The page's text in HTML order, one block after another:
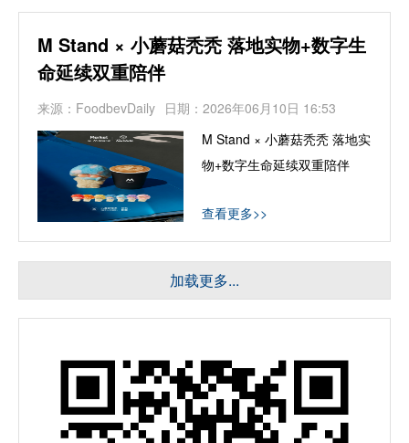
M Stand × 小蘑菇秃秃 落地实物+数字生
命延续双重陪伴
来源：FoodbevDaily 日期：2026年06月10日 16:53
M Stand × 小蘑菇秃秃 落地实
物+数字生命延续双重陪伴
查看更多>>
加载更多...